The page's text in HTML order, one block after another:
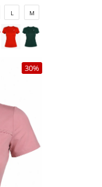
M
L
30%